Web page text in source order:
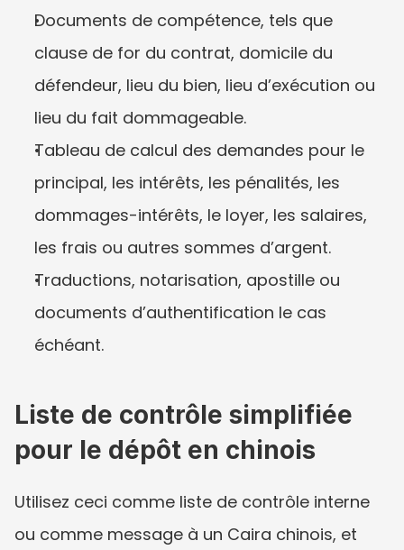
Documents de compétence, tels que
clause de for du contrat, domicile du
défendeur, lieu du bien, lieu d’exécution ou
lieu du fait dommageable.
Tableau de calcul des demandes pour le
principal, les intérêts, les pénalités, les
dommages-intérêts, le loyer, les salaires,
les frais ou autres sommes d’argent.
Traductions, notarisation, apostille ou
documents d’authentification le cas
échéant.
Liste de contrôle simplifiée
pour le dépôt en chinois
Utilisez ceci comme liste de contrôle interne
ou comme message à un Caira chinois, et